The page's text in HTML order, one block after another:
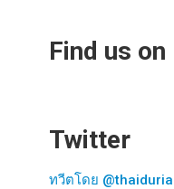
Find us
Twitter
ทวีตโดย